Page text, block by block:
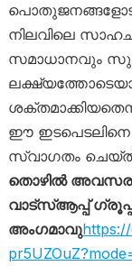
പൊതുജനങ്ങളോട്
നിലവിലെ
സമാധാനവും
ഈ
സ്വാഗതം
തൊഴിൽ
വാട്സ്ആപ്പ്
അംഗമാവു